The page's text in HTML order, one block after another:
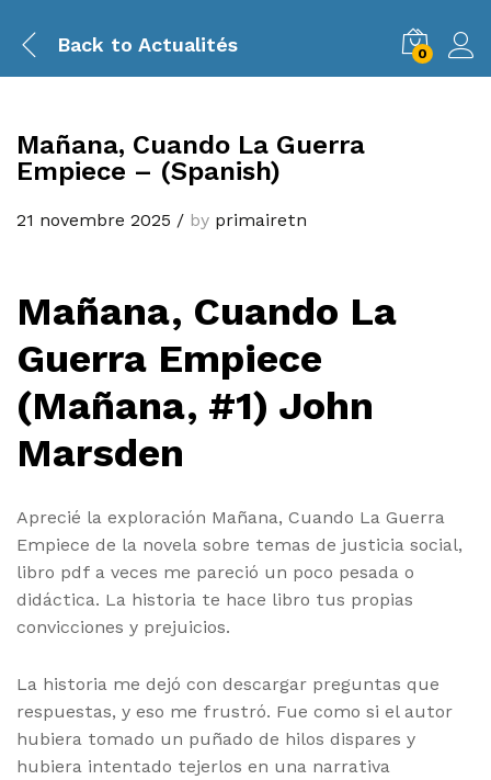
Back to Actualités 0
Mañana, Cuando La Guerra
Empiece – (Spanish)
21 novembre 2025 / by primairetn
Mañana, Cuando La
Guerra Empiece
(Mañana, #1) John
Marsden
Aprecié la exploración Mañana, Cuando La Guerra
Empiece de la novela sobre temas de justicia social,
libro pdf a veces me pareció un poco pesada o
didáctica. La historia te hace libro tus propias
convicciones y prejuicios.
La historia me dejó con descargar preguntas que
respuestas, y eso me frustró. Fue como si el autor
hubiera tomado un puñado de hilos dispares y
hubiera intentado tejerlos en una narrativa